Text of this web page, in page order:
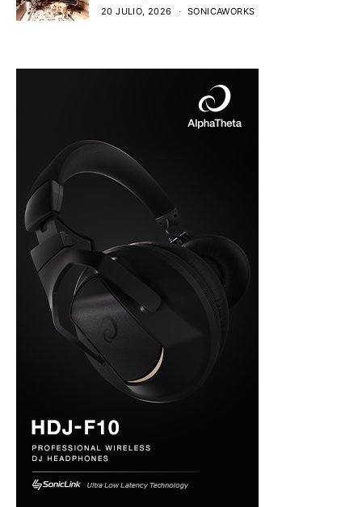
20 JULIO, 2026 SONICAWORKS